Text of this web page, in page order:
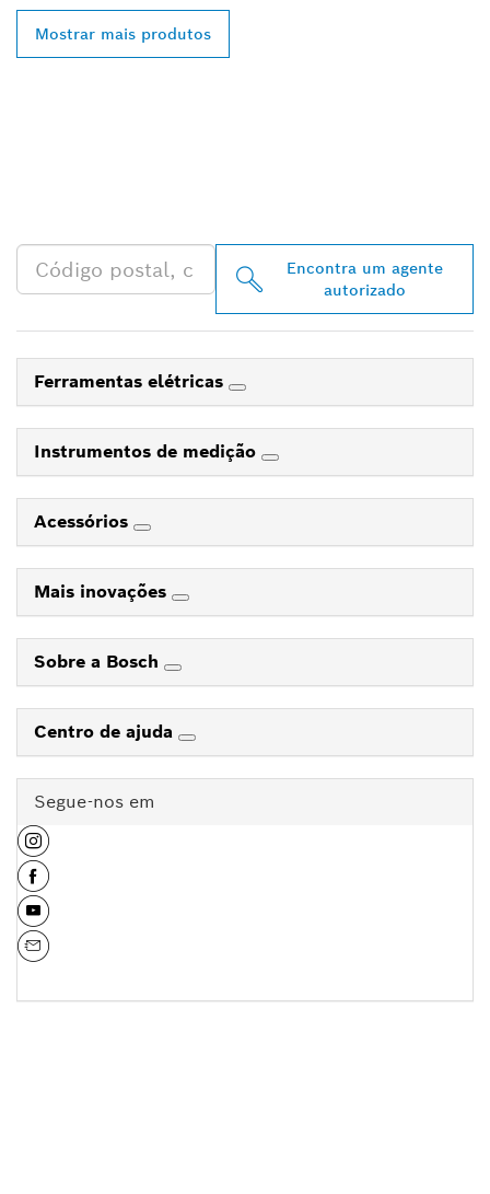
Mostrar mais produtos
Encontra um agente
autorizado
Ferramentas elétricas
Instrumentos de medição
Acessórios
Mais inovações
Sobre a Bosch
Centro de ajuda
Segue-nos em